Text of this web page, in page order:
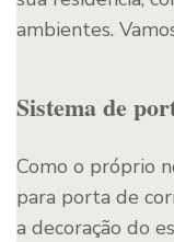
ambientes.
Sistema de
Como o próprio
para porta de
a decoração do